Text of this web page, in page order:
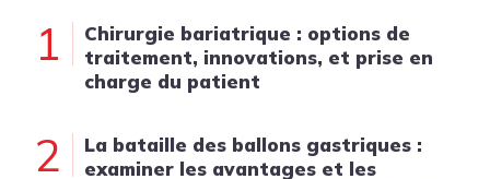
1
Chirurgie bariatrique : options de
traitement, innovations, et prise en
charge du patient
2
La bataille des ballons gastriques :
examiner les avantages et les